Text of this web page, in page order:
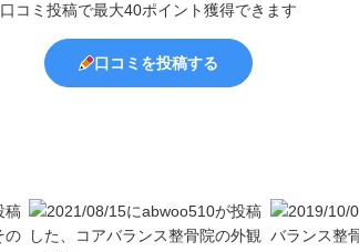
口コミ投稿で最大40ポイント獲得できます
口コミを投稿する